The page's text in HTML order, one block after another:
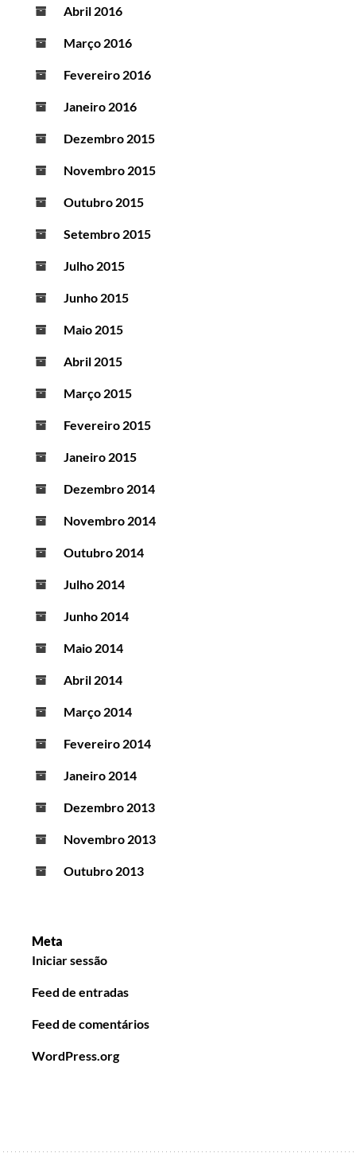
Abril 2016
Março 2016
Fevereiro 2016
Janeiro 2016
Dezembro 2015
Novembro 2015
Outubro 2015
Setembro 2015
Julho 2015
Junho 2015
Maio 2015
Abril 2015
Março 2015
Fevereiro 2015
Janeiro 2015
Dezembro 2014
Novembro 2014
Outubro 2014
Julho 2014
Junho 2014
Maio 2014
Abril 2014
Março 2014
Fevereiro 2014
Janeiro 2014
Dezembro 2013
Novembro 2013
Outubro 2013
Meta
Iniciar sessão
Feed de entradas
Feed de comentários
WordPress.org